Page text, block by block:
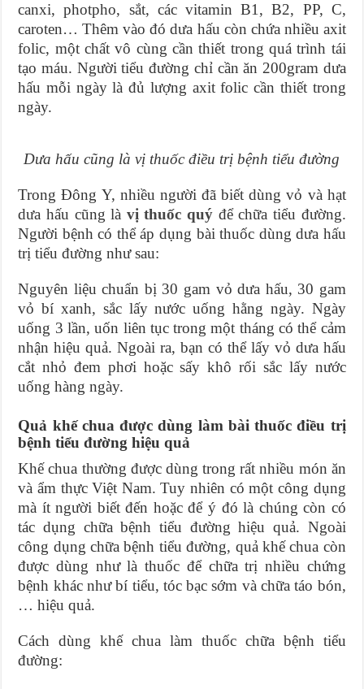
canxi, photpho, sắt, các vitamin B1, B2, PP, C,
caroten… Thêm vào đó dưa hấu còn chứa nhiều axit
folic, một chất vô cùng cần thiết trong quá trình tái
tạo máu. Người tiểu đường chỉ cần ăn 200gram dưa
hấu mỗi ngày là đủ lượng axit folic cần thiết trong
ngày.
Dưa hấu cũng là vị thuốc điều trị bệnh tiểu đường
Trong Đông Y, nhiều người đã biết dùng vỏ và hạt
dưa hấu cũng là vị thuốc quý để chữa tiểu đường.
Người bệnh có thể áp dụng bài thuốc dùng dưa hấu
trị tiểu đường như sau:
Nguyên liệu chuẩn bị 30 gam vỏ dưa hấu, 30 gam
vỏ bí xanh, sắc lấy nước uống hằng ngày. Ngày
uống 3 lần, uốn liên tục trong một tháng có thể cảm
nhận hiệu quả. Ngoài ra, bạn có thể lấy vỏ dưa hấu
cắt nhỏ đem phơi hoặc sấy khô rối sắc lấy nước
uống hàng ngày.
Quả khế chua được dùng làm bài thuốc điều trị
bệnh tiểu đường hiệu quả
Khế chua thường được dùng trong rất nhiều món ăn
và ẩm thực Việt Nam. Tuy nhiên có một công dụng
mà ít người biết đến hoặc để ý đó là chúng còn có
tác dụng chữa bệnh tiểu đường hiệu quả. Ngoài
công dụng chữa bệnh tiểu đường, quả khế chua còn
được dùng như là thuốc để chữa trị nhiều chứng
bệnh khác như bí tiểu, tóc bạc sớm và chữa táo bón,
… hiệu quả.
Cách dùng khế chua làm thuốc chữa bệnh tiểu
đường: